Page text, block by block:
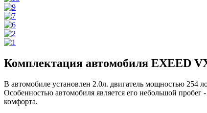
Комплектация автомобиля EXEED
В автомобиле установлен 2.0л. двигатель мощностью
Особенностью автомобиля является его небольшой
комфорта.